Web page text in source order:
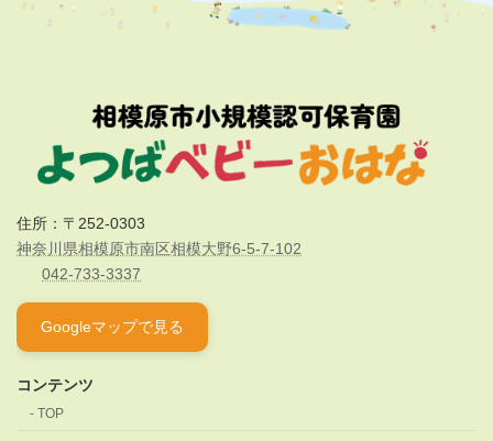
住所：〒252-0303
神奈川県相模原市南区相模大野6-5-7-102
042-733-3337
Googleマップで見る